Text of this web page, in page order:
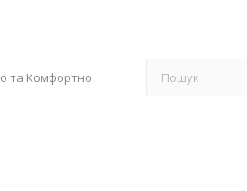
та Комфортно